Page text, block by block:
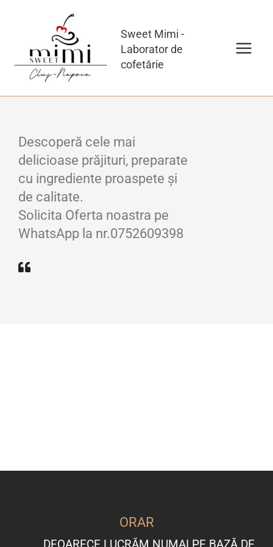
Sweet Mimi -
Laborator de
cofetărie
Descoperă cele mai
delicioase prăjituri, preparate
cu ingrediente proaspete și
de calitate.
Solicita Oferta noastra pe
WhatsApp la nr.0752609398
ORAR